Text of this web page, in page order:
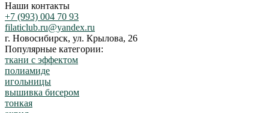
Наши контакты
+7 (993) 004 70 93
filaticlub.ru@yandex.ru
г. Новосибирск, ул. Крылова, 26
Популярные категории:
ткани с эффектом
полиамиде
игольницы
вышивка бисером
тонкая